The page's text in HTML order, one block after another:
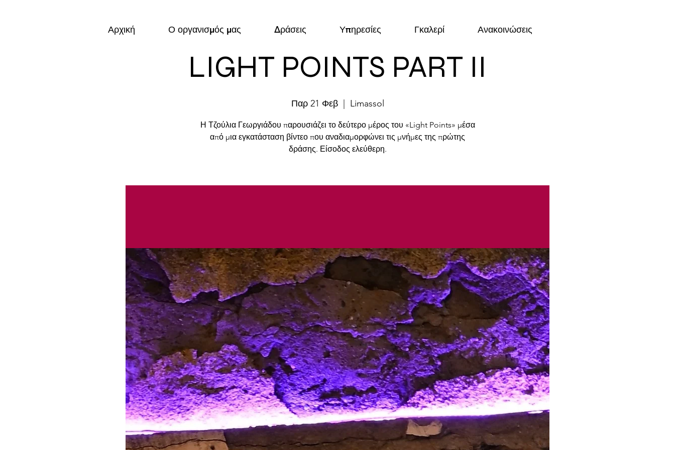
Αρχική Ο οργανισμός μας Δράσεις Υπηρεσίες Γκαλερί Ανακοινώσεις
LIGHT POINTS PART II
Παρ 21 Φεβ
  |
Limassol
Η Τζούλια Γεωργιάδου παρουσιάζει το δεύτερο μέρος του «Light Points» μέσα
από μια εγκατάσταση βίντεο που αναδιαμορφώνει τις μνήμες της πρώτης
δράσης. Είσοδος ελεύθερη.